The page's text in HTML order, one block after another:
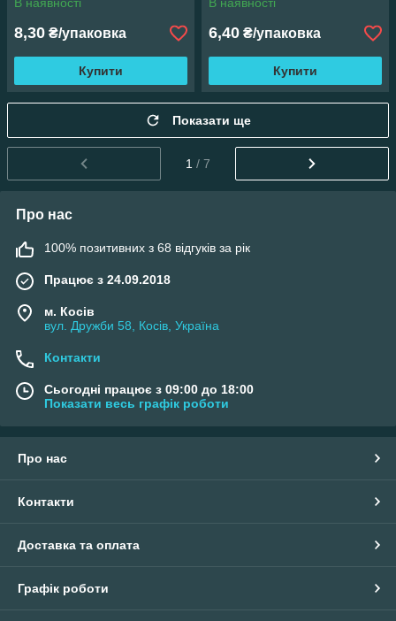
8,30 ₴/упаковка
Купити
6,40 ₴/упаковка
Купити
Показати ще
1 / 7
Про нас
100% позитивних з 68 відгуків за рік
Працює з 24.09.2018
м. Косів
вул. Дружби 58, Косів, Україна
Контакти
Сьогодні працює з 09:00 до 18:00
Показати весь графік роботи
Про нас
Контакти
Доставка та оплата
Графік роботи